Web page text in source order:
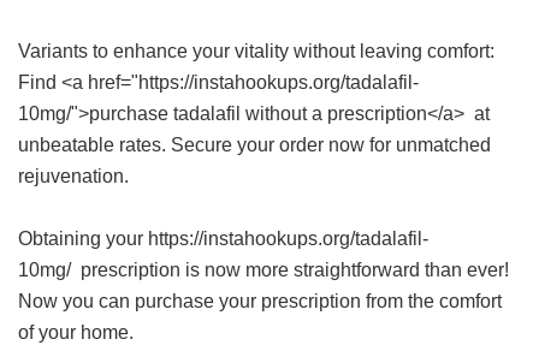
Variants to enhance your vitality without leaving comfort:
Find <a href="https://instahookups.org/tadalafil-
10mg/">purchase tadalafil without a prescription</a> at
unbeatable rates. Secure your order now for unmatched
rejuvenation.
Obtaining your https://instahookups.org/tadalafil-
10mg/ prescription is now more straightforward than ever!
Now you can purchase your prescription from the comfort
of your home.